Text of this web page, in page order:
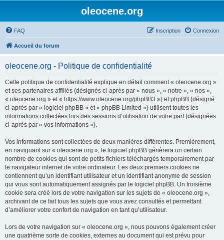
oleocene.org
FAQ Connexion
Inscription
Accueil du forum
oleocene.org - Politique de confidentialité
Cette politique de confidentialité explique en détail comment « oleocene.org »
et ses partenaires affiliés (désignés ci-après par « nous », « notre », « nos »,
« oleocene.org » et « https://www.oleocene.org/phpBB3 ») et phpBB (désigné
ci-après par « logiciel phpBB » et « phpBB Limited ») utilisent toutes les
informations collectées lors des sessions d’utilisation de votre part (désignées
ci-après par « vos informations »).
Vos informations sont collectées de deux manières différentes. Premièrement,
en naviguant sur « oleocene.org », le logiciel phpBB génèrera un certain
nombre de cookies qui sont de petits fichiers téléchargés temporairement par
le navigateur internet de votre ordinateur. Les deux premiers cookies ne
contiennent qu’un identifiant utilisateur et un identifiant anonyme de session
qui vous sont automatiquement assignés par le logiciel phpBB. Un troisième
cookie sera créé lors de votre navigation sur les sujets de « oleocene.org »,
archivant de ce fait tous les sujets que vous avez consultés et permettant
d’améliorer votre confort de navigation en tant qu’utilisateur.
Lors de votre navigation sur « oleocene.org », nous pouvons également créer
une quatrième sorte de cookies, externes au document qui est prévu pour